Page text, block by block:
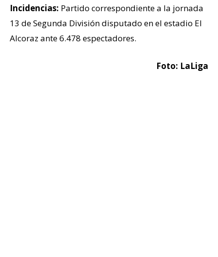
Incidencias: Partido correspondiente a la jornada
13 de Segunda División disputado en el estadio El
Alcoraz ante 6.478 espectadores.
Foto: LaLiga